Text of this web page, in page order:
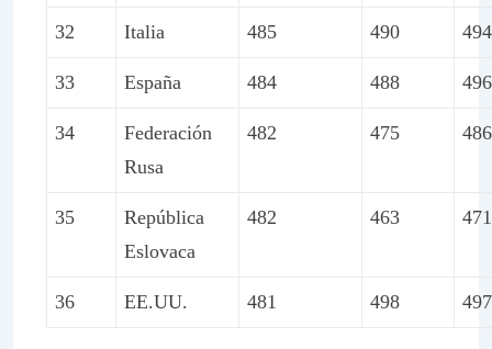
32 Italia 485 490 494
33 España 484 488 496
34
Federación
Rusa
482 475 486
35
República
Eslovaca
482 463 471
36 EE.UU. 481 498 497